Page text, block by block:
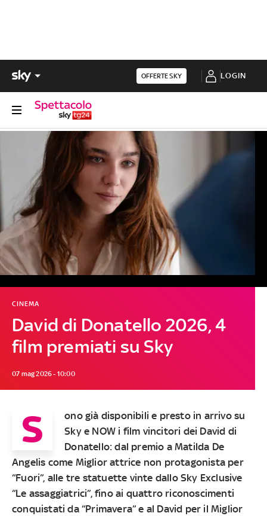
OFFERTE SKY LOGIN
David di Donatello 2026, 4
film premiati su Sky
CINEMA
07 mag 2026 - 10:00
S
ono già disponibili e presto in arrivo su
Sky e NOW i film vincitori dei David di
Donatello: dal premio a Matilda De
Angelis come Miglior attrice non protagonista per
“Fuori”, alle tre statuette vinte dallo Sky Exclusive
“Le assaggiatrici”, fino ai quattro riconoscimenti
conquistati da “Primavera” e al David per il Miglior